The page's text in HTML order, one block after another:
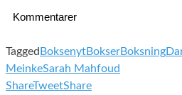
Kommentarer
Tagged BoksenytBokserBoksning
MeinkeSarah Mahfoud
ShareTweetShare